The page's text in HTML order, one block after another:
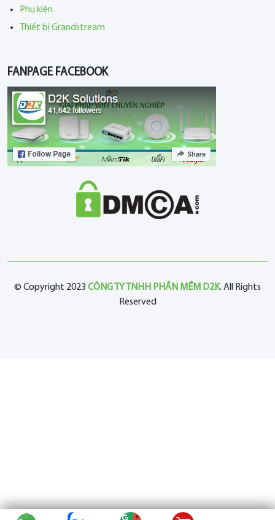
Phụ kiện
Thiết bị Grandstream
FANPAGE FACEBOOK
© Copyright 2023 CÔNG TY TNHH PHẦN MỀM D2K. All Rights
Reserved